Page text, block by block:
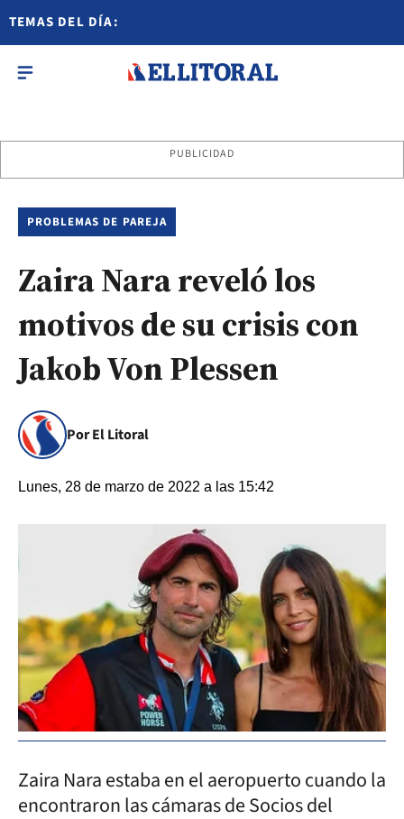
TEMAS DEL DÍA:
PUBLICIDAD
PROBLEMAS DE PAREJA
Zaira Nara reveló los
motivos de su crisis con
Jakob Von Plessen
Por El Litoral
Lunes, 28 de marzo de 2022 a las 15:42
Zaira Nara estaba en el aeropuerto cuando la
encontraron las cámaras de Socios del